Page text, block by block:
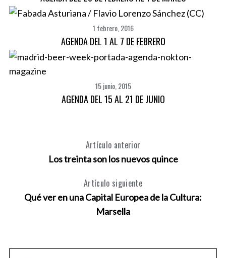
1 febrero, 2016
AGENDA DEL 1 AL 7 DE FEBRERO
15 junio, 2015
AGENDA DEL 15 AL 21 DE JUNIO
Artículo anterior
Los treinta son los nuevos quince
Artículo siguiente
Qué ver en una Capital Europea de la Cultura:
Marsella